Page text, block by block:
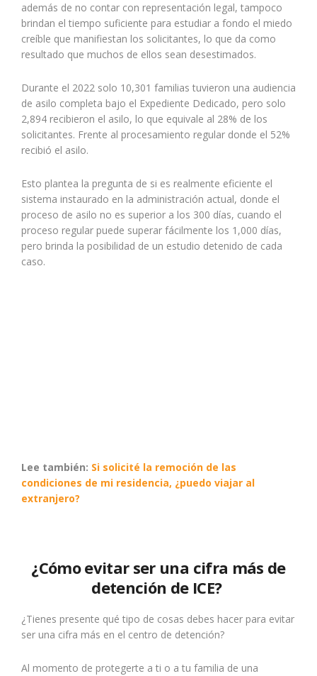
además de no contar con representación legal, tampoco
brindan el tiempo suficiente para estudiar a fondo el miedo
creíble que manifiestan los solicitantes, lo que da como
resultado que muchos de ellos sean desestimados.
Durante el 2022 solo 10,301 familias tuvieron una audiencia
de asilo completa bajo el Expediente Dedicado, pero solo
2,894 recibieron el asilo, lo que equivale al 28% de los
solicitantes. Frente al procesamiento regular donde el 52%
recibió el asilo.
Esto plantea la pregunta de si es realmente eficiente el
sistema instaurado en la administración actual, donde el
proceso de asilo no es superior a los 300 días, cuando el
proceso regular puede superar fácilmente los 1,000 días,
pero brinda la posibilidad de un estudio detenido de cada
caso.
Lee también: Si solicité la remoción de las
condiciones de mi residencia, ¿puedo viajar al
extranjero?
¿Cómo evitar ser una cifra más de
detención de ICE?
¿Tienes presente qué tipo de cosas debes hacer para evitar
ser una cifra más en el centro de detención?
Al momento de protegerte a ti o a tu familia de una